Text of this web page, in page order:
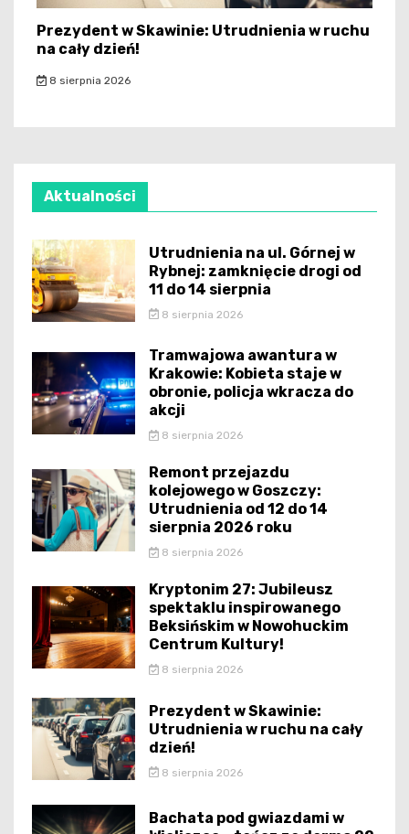
Prezydent w Skawinie: Utrudnienia w ruchu
na cały dzień!
8 sierpnia 2026
Aktualności
Utrudnienia na ul. Górnej w
Rybnej: zamknięcie drogi od
11 do 14 sierpnia
8 sierpnia 2026
Tramwajowa awantura w
Krakowie: Kobieta staje w
obronie, policja wkracza do
akcji
8 sierpnia 2026
Remont przejazdu
kolejowego w Goszczy:
Utrudnienia od 12 do 14
sierpnia 2026 roku
8 sierpnia 2026
Kryptonim 27: Jubileusz
spektaklu inspirowanego
Beksińskim w Nowohuckim
Centrum Kultury!
8 sierpnia 2026
Prezydent w Skawinie:
Utrudnienia w ruchu na cały
dzień!
8 sierpnia 2026
Bachata pod gwiazdami w